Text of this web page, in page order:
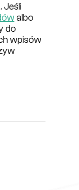
albo
do
wpisów